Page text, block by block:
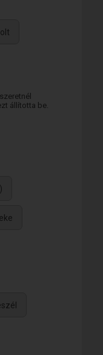
állította be.